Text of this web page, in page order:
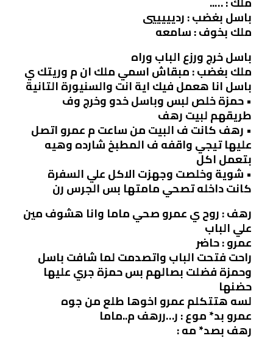
باسل بغضب : رديييييي
ملك بخوف : سامعه
باسل خرج ورزع الباب وراه
ملك بغضب : مبقاش اسمي ملك ان م وريتك ي
باسل انا هعمل فيك اية انت والسنيورة التانية
• حمزة خلص لبس وباسل خدو وخرج وف
طريقهم لبيت رهف
• ‏رهف كانت ف البيت من ساعت م عمرو اتصل
عليها تيجي واقفه ف المطبخ شارده وهيه
بتعمل اكل
• ‏شوية وخلصت وجهزت الاكل علي السفرة
كانت داخله تصحي مامتها بس الجرس رن
رهف : روح ي عمرو صحي ماما وانا هشوف مين
علي الباب
عمرو : حاضر
راحت فتحت الباب واتصدمت لما شافت باسل
وحمزة فضلت بصالهم بس حمزة جري عليها
حضنها
لسه هتتكلم عمرو اخوها طلع من جوه
عمرو بد* موع : ر…ررهف م..ماما
رهف بصد* مه :